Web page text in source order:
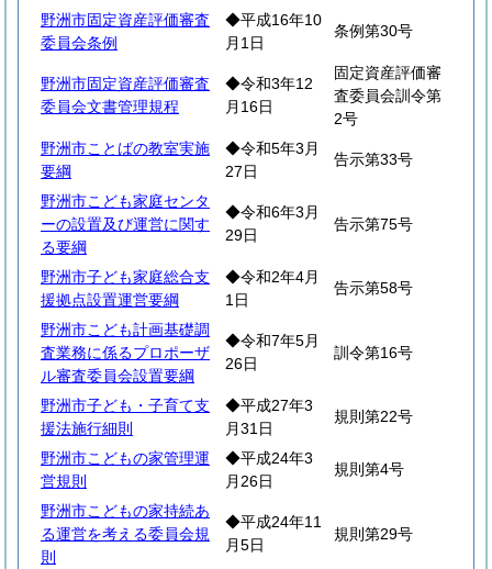
野洲市固定資産評価審査
委員会条例
◆平成16年10
月1日
条例第30号
野洲市固定資産評価審査
委員会文書管理規程
◆令和3年12
月16日
固定資産評価審
査委員会訓令第
2号
野洲市ことばの教室実施
要綱
◆令和5年3月
27日
告示第33号
野洲市こども家庭センタ
ーの設置及び運営に関す
る要綱
◆令和6年3月
29日
告示第75号
野洲市子ども家庭総合支
援拠点設置運営要綱
◆令和2年4月
1日
告示第58号
野洲市こども計画基礎調
査業務に係るプロポーザ
ル審査委員会設置要綱
◆令和7年5月
26日
訓令第16号
野洲市子ども・子育て支
援法施行細則
◆平成27年3
月31日
規則第22号
野洲市こどもの家管理運
営規則
◆平成24年3
月26日
規則第4号
野洲市こどもの家持続あ
る運営を考える委員会規
則
◆平成24年11
月5日
規則第29号